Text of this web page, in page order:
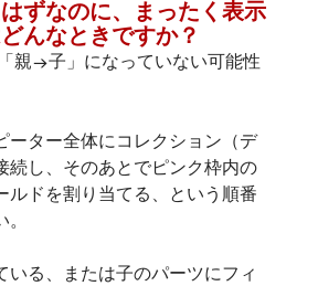
ずなのに、まったく表示
んなときですか？
親→子」になっていない可能性
ーター全体にコレクション（デ
続し、そのあとでピンク枠内の
ルドを割り当てる、という順番
いる、または子のパーツにフィ